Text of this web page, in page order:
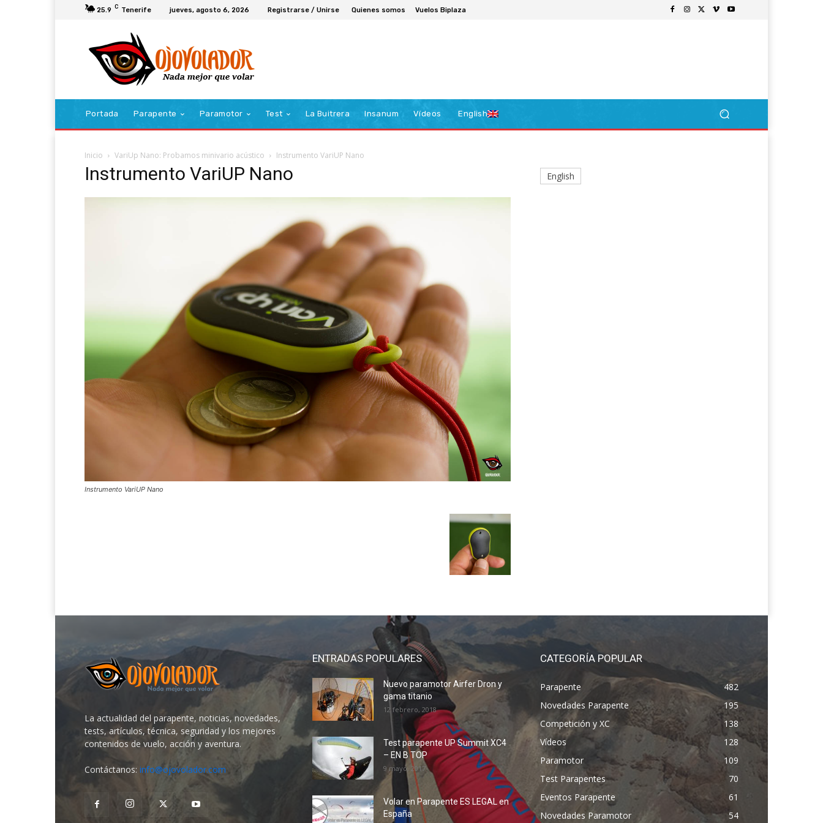
25.9 C Tenerife jueves, agosto 6, 2026 Registrarse / Unirse Quienes somos Vuelos Biplaza
Portada Parapente Paramotor Test La Buitrera Insanum Vídeos English
Inicio VariUp Nano: Probamos minivario acústico Instrumento VariUP Nano
Instrumento VariUP Nano
Instrumento VariUP Nano
English
La actualidad del parapente, noticias, novedades,
tests, artículos, técnica, seguridad y los mejores
contenidos de vuelo, acción y aventura.
Contáctanos: info@ojovolador.com
ENTRADAS POPULARES
Nuevo paramotor Airfer Dron y
gama titanio
12 febrero, 2018
Test parapente UP Summit XC4
– EN B TOP
9 mayo, 2017
Volar en Parapente ES LEGAL en
España
CATEGORÍA POPULAR
Parapente
482
Novedades Parapente
195
Competición y XC
138
Vídeos
128
Paramotor
109
Test Parapentes
70
Eventos Parapente
61
Novedades Paramotor
54